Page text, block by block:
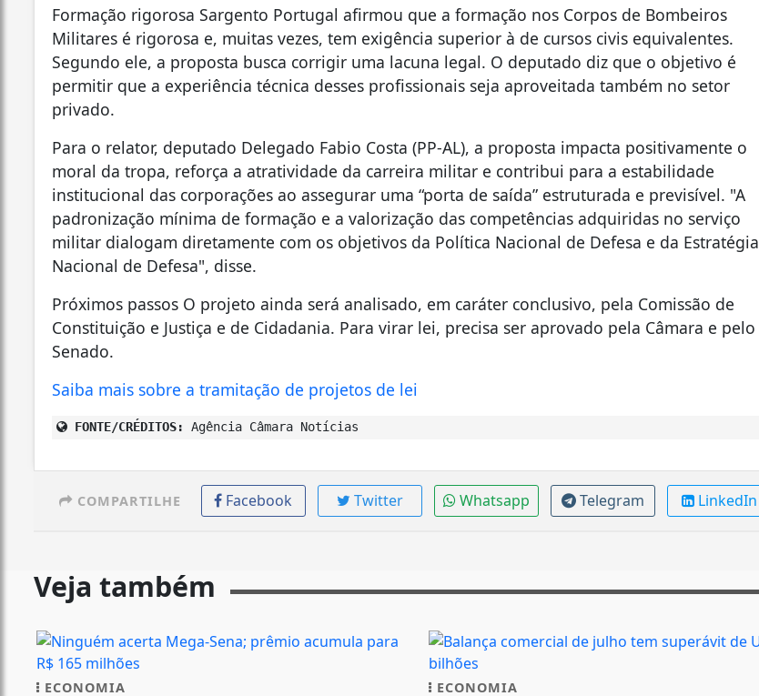
Formação rigorosa Sargento Portugal afirmou que a formação nos Corpos de Bombeiros
Militares é rigorosa e, muitas vezes, tem exigência superior à de cursos civis equivalentes.
Segundo ele, a proposta busca corrigir uma lacuna legal. O deputado diz que o objetivo é
permitir que a experiência técnica desses profissionais seja aproveitada também no setor
privado.
Para o relator, deputado Delegado Fabio Costa (PP-AL), a proposta impacta positivamente o
moral da tropa, reforça a atratividade da carreira militar e contribui para a estabilidade
institucional das corporações ao assegurar uma “porta de saída” estruturada e previsível. "A
padronização mínima de formação e a valorização das competências adquiridas no serviço
militar dialogam diretamente com os objetivos da Política Nacional de Defesa e da Estratégia
Nacional de Defesa", disse.
Próximos passos O projeto ainda será analisado, em caráter conclusivo, pela Comissão de
Constituição e Justiça e de Cidadania. Para virar lei, precisa ser aprovado pela Câmara e pelo
Senado.
Saiba mais sobre a tramitação de projetos de lei
FONTE/CRÉDITOS: Agência Câmara Notícias
COMPARTILHE Facebook Twitter Whatsapp Telegram LinkedIn
Veja também
ECONOMIA ECONOMIA